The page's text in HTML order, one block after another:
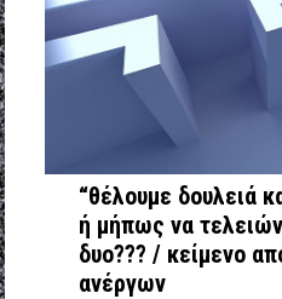
“θέλουμε δουλειά
ή μήπως να
δυο??? / κείμενο
ανέργων